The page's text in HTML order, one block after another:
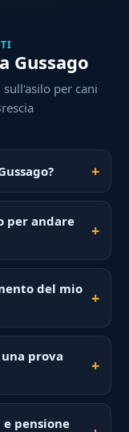
Gussago
per cani
per andare
del mio
prova
pensione